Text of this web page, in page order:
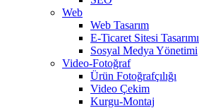
Web
Web Tasarım
E-Ticaret Sitesi Tasarımı
Sosyal Medya Yönetimi
Video-Fotoğraf
Ürün Fotoğrafçılığı
Video Çekim
Kurgu-Montaj